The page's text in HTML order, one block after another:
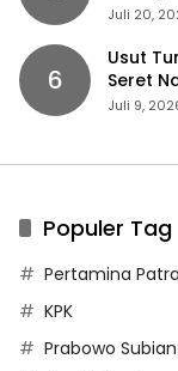
Juli 20,
6
Usut
Seret
Juli 9,
Populer Tag
Pertamina
KPK
Prabowo